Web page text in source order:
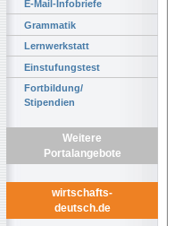
E-Mail-Infobriefe
Grammatik
Lernwerkstatt
Einstufungstest
Fortbildung/
Stipendien
Weitere
Portalangebote
wirtschafts-
deutsch.de